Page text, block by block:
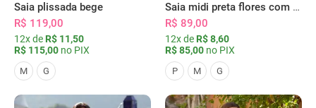
Saia plissada bege
R$ 119,00
12x de R$ 11,50
R$ 115,00 no PIX
M G
Saia midi preta flores com bolsos
R$ 89,00
12x de R$ 8,60
R$ 85,00 no PIX
P M G